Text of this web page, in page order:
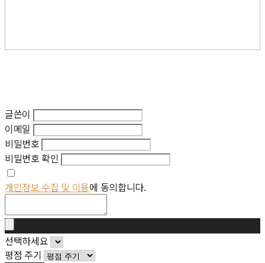
글쓴이
이메일
비밀번호
비밀번호 확인
개인정보 수집 및 이용에 동의합니다.
선택하세요
평점 주기